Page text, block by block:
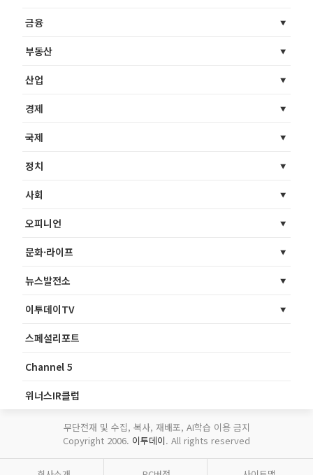
금융
부동산
산업
경제
국제
정치
사회
오피니언
문화·라이프
뉴스발전소
이투데이TV
스페셜리포트
Channel 5
위너스IR클럽
무단전재 및 수집, 복사, 재배포, AI학습 이용 금지
Copyright 2006. 이투데이. All rights reserved